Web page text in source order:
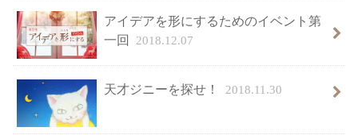
アイデアを形にするためのイベント第
一回
2018.12.07
天才ジニーを探せ！ 2018.11.30